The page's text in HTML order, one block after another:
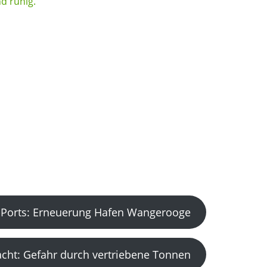
Erneuerung Hafen Wangerooge
Gefahr durch vertriebene Tonnen